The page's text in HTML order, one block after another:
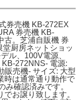
券売機 KB-272EX
券売機 KB-
古。芝浦自販機 券
厨房ネットショッ
ル、100V電源、
272NNS- 電源:
販売機- サイズ: 大型
時は通常通り動作で
み確認済みです。
お譲り致します。